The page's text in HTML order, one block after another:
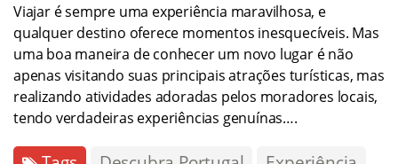
Viajar é sempre uma experiência maravilhosa, e
qualquer destino oferece momentos inesquecíveis. Mas
uma boa maneira de conhecer um novo lugar é não
apenas visitando suas principais atrações turísticas, mas
realizando atividades adoradas pelos moradores locais,
tendo verdadeiras experiências genuínas….